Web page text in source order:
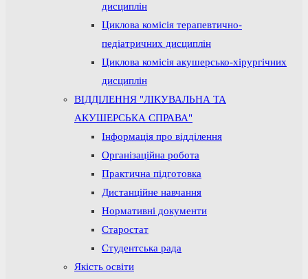
дисциплін
Циклова комісія терапевтично-
педіатричних дисциплін
Циклова комісія акушерсько-хірургічних
дисциплін
ВІДДІЛЕННЯ "ЛІКУВАЛЬНА ТА
АКУШЕРСЬКА СПРАВА"
Інформація про відділення
Організаційна робота
Практична підготовка
Дистанційне навчання
Нормативні документи
Старостат
Студентська рада
Якість освіти